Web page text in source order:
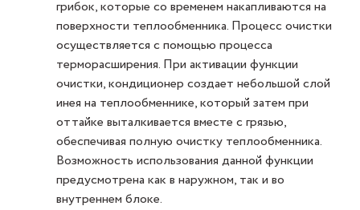
грибок, которые со временем накапливаются на
поверхности теплообменника. Процесс очистки
осуществляется с помощью процесса
терморасширения. При активации функции
очистки, кондиционер создает небольшой слой
инея на теплообменнике, который затем при
оттайке выталкивается вместе с грязью,
обеспечивая полную очистку теплообменника.
Возможность использования данной функции
предусмотрена как в наружном, так и во
внутреннем блоке.